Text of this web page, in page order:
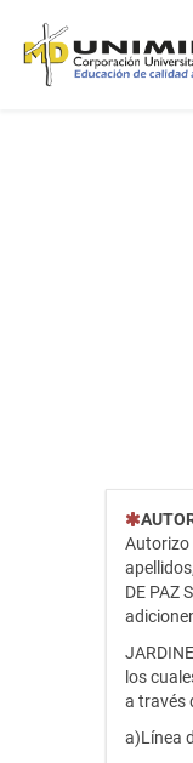
(Esta
Autorizo
DE PAZ
los
a través
a)Línea